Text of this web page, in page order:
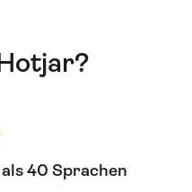
40 Sprachen